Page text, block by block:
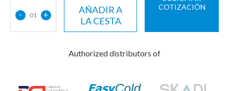
- 01 +
AÑADIR A
LA CESTA
COTIZACIÓN
Authorized distributors of